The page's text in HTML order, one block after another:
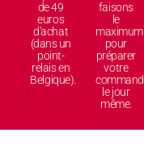
de 49
euros
d'achat
(dans un
point-
relais en
Belgique).
faisons
le
maximum
pour
préparer
votre
le jour
même.